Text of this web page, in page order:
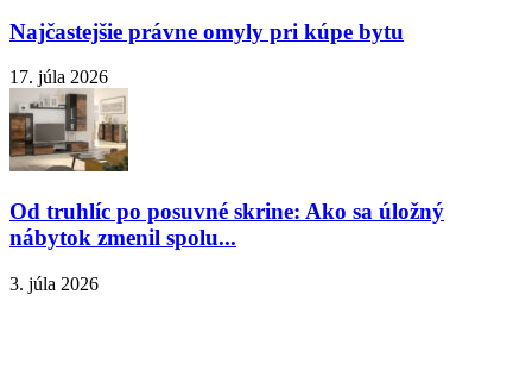
Najčastejšie právne omyly pri kúpe bytu
17. júla 2026
Od truhlíc po posuvné skrine: Ako sa úložný
nábytok zmenil spolu...
3. júla 2026